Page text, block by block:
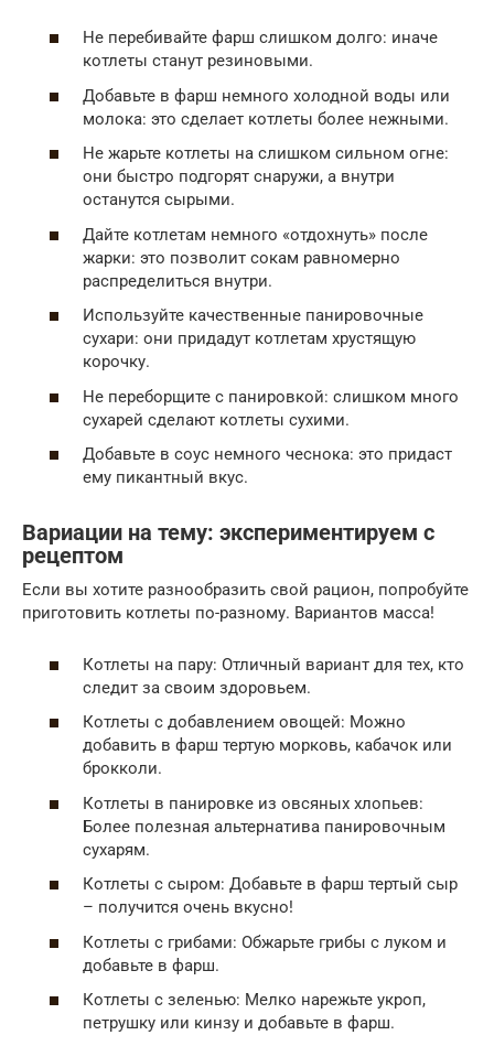
Не перебивайте фарш слишком долго: иначе
котлеты станут резиновыми.
Добавьте в фарш немного холодной воды или
молока: это сделает котлеты более нежными.
Не жарьте котлеты на слишком сильном огне:
они быстро подгорят снаружи, а внутри
останутся сырыми.
Дайте котлетам немного «отдохнуть» после
жарки: это позволит сокам равномерно
распределиться внутри.
Используйте качественные панировочные
сухари: они придадут котлетам хрустящую
корочку.
Не переборщите с панировкой: слишком много
сухарей сделают котлеты сухими.
Добавьте в соус немного чеснока: это придаст
ему пикантный вкус.
Вариации на тему: экспериментируем с
рецептом
Если вы хотите разнообразить свой рацион, попробуйте
приготовить котлеты по-разному. Вариантов масса!
Котлеты на пару: Отличный вариант для тех, кто
следит за своим здоровьем.
Котлеты с добавлением овощей: Можно
добавить в фарш тертую морковь, кабачок или
брокколи.
Котлеты в панировке из овсяных хлопьев:
Более полезная альтернатива панировочным
сухарям.
Котлеты с сыром: Добавьте в фарш тертый сыр
– получится очень вкусно!
Котлеты с грибами: Обжарьте грибы с луком и
добавьте в фарш.
Котлеты с зеленью: Мелко нарежьте укроп,
петрушку или кинзу и добавьте в фарш.